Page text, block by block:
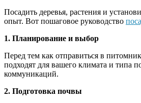
Посадить деревья, растения и
опыт. Вот пошаговое руководство
1. Планирование и выбор
Перед тем как отправиться в
подходят для вашего климата и типа
коммуникаций.
2. Подготовка почвы